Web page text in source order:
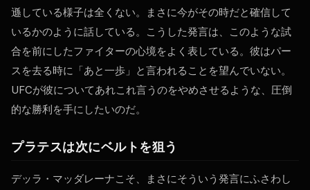
遜している様子は全くない。まさに今がその時だと確信して
いるかのように話している。こうした発言は、このような試
合を前にしたファイターの心境をよく表している。彼はパー
スを去る時に「あと一歩」と言われることを望んでいない。
UFCが彼についてあれこれ言うのをやめさせるような、圧倒
的な勝利を手にしたいのだ。
プラテスは次にベルトを狙う
デッラ・マッダレーナこそ、まさにそういう発言にふさわし